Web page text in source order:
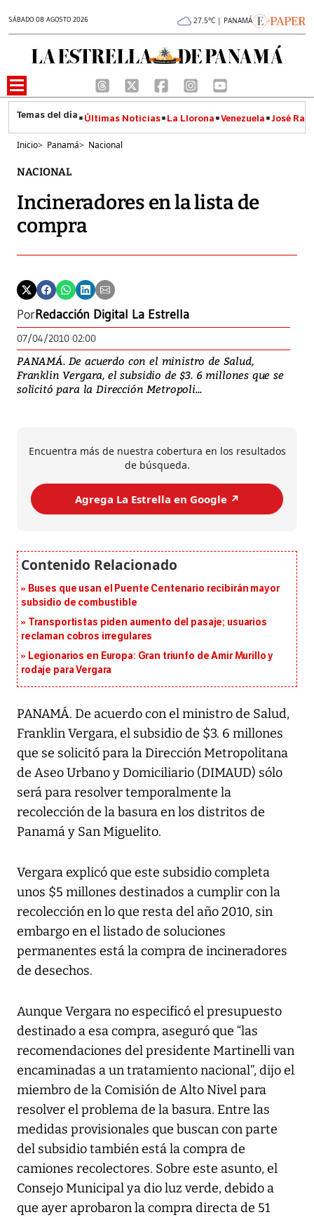
SÁBADO 08 AGOSTO 2026 27.5°C | PANAMÁ
Últimas Noticias La Llorona Venezuela José
Inicio> Panamá> Nacional
NACIONAL
Incineradores en la lista de
compra
PorRedacción Digital La Estrella
07/04/2010 02:00
PANAMÁ. De acuerdo con el ministro de Salud,
Franklin Vergara, el subsidio de $3. 6 millones que se
solicitó para la Dirección Metropoli...
Encuentra más de nuestra cobertura en los resultados
de búsqueda.
Agrega La Estrella en Google ↗️
Buses que usan el Puente Centenario recibirán mayor
subsidio de combustible
Transportistas piden aumento del pasaje; usuarios
reclaman cobros irregulares
Legionarios en Europa: Gran triunfo de Amir Murillo y
rodaje para Vergara
PANAMÁ. De acuerdo con el ministro de Salud,
Franklin Vergara, el subsidio de $3. 6 millones
que se solicitó para la Dirección Metropolitana
de Aseo Urbano y Domiciliario (DIMAUD) sólo
será para resolver temporalmente la
recolección de la basura en los distritos de
Panamá y San Miguelito.
Vergara explicó que este subsidio completa
unos $5 millones destinados a cumplir con la
recolección en lo que resta del año 2010, sin
embargo en el listado de soluciones
permanentes está la compra de incineradores
de desechos.
Aunque Vergara no especificó el presupuesto
destinado a esa compra, aseguró que “las
recomendaciones del presidente Martinelli van
encaminadas a un tratamiento nacional”, dijo el
miembro de la Comisión de Alto Nivel para
resolver el problema de la basura. Entre las
medidas provisionales que buscan con parte
del subsidio también está la compra de
camiones recolectores. Sobre este asunto, el
Consejo Municipal ya dio luz verde, debido a
que ayer aprobaron la compra directa de 51